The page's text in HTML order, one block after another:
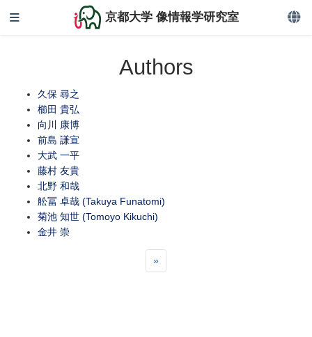
京都大学 像情報学研究室
Authors
久保 尋之
櫛田 貴弘
向川 康博
前島 謙宣
大武 一平
藤村 友貴
北野 和哉
舩冨 卓哉 (Takuya Funatomi)
菊池 知世 (Tomoyo Kikuchi)
金井 崇
»